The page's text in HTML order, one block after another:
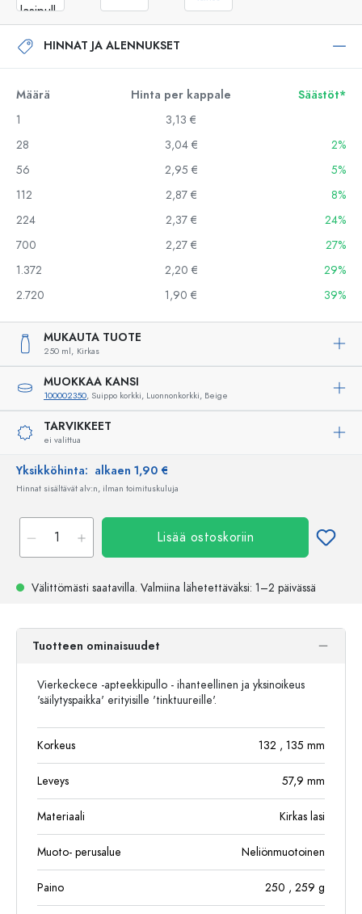
HINNAT JA ALENNUKSET
Määrä Hinta per kappale
Säästöt*
1
3,13 €
28
3,04 €
2%
56
2,95 €
5%
112
2,87 €
8%
224
2,37 €
24%
700
2,27 €
27%
1.372
2,20 €
29%
2.720
1,90 € 39%
MUKAUTA TUOTE
250 ml, Kirkas
MUOKKAA KANSI
100002350, Suippo korkki, Luonnonkorkki, Beige
TARVIKKEET
ei valittua
Yksikköhinta: alkaen 1,90 €
Hinnat sisältävät alv:n, ilman toimituskuluja
Lisää ostoskoriin
Välittömästi saatavilla. Valmiina lähetettäväksi: 1–2 päivässä
Tuotteen ominaisuudet
Vierkeckece -apteekkipullo - ihanteellinen ja yksinoikeus
'säilytyspaikka' erityisille 'tinktuureille'.
Korkeus 132 , 135 mm
Leveys 57,9 mm
Materiaali Kirkas lasi
Muoto- perusalue Neliönmuotoinen
Paino 250 , 259 g